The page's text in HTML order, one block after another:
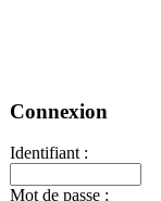
Connexion
Identifiant :
Mot de passe :